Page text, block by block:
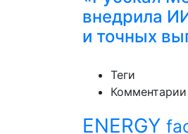
внедрила
и точных
Теги
Комментарии
ENERGY